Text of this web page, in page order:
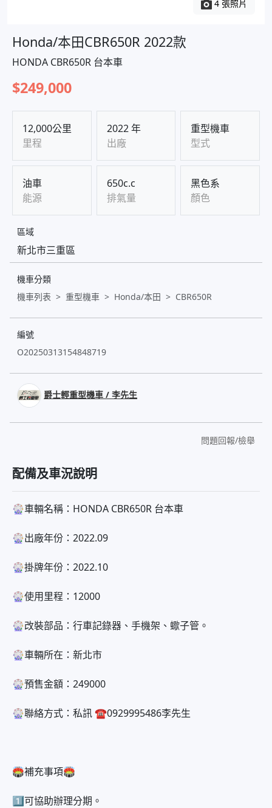
4 張照片
Honda/本田CBR650R 2022款
HONDA CBR650R 台本車
$249,000
12,000公里
里程
2022 年
出廠
重型機車
型式
油車
能源
650c.c
排氣量
黑色系
顏色
區域
新北市三重區
機車分類
機車列表
重型機車 Honda/本田 CBR650R
編號
O20250313154848719
爵士輕重型機車 / 李先生
問題回報/檢舉
配備及車況說明
🎡車輛名稱：HONDA CBR650R 台本車
🎡出廠年份：2022.09
🎡掛牌年份：2022.10
🎡使用里程：12000
🎡改裝部品：行車記錄器、手機架、蠍子管。
🎡車輛所在：新北市
🎡預售金額：249000
🎡聯絡方式：私訊 ☎️0929995486李先生
🏟補充事項🏟
1️⃣可協助辦理分期。